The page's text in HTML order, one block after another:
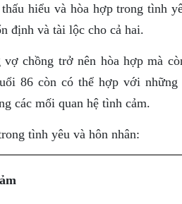
hiểu và hòa hợp trong tình
định và tài lộc cho cả hai.
chồng trở nên hòa hợp mà
86 còn có thể hợp với những
các mối quan hệ tình cảm.
tình yêu và hôn nhân: